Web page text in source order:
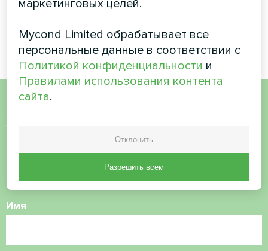
Home серии Smart
ORB Heat
Хотите купить или у вас
есть вопросы?
Свяжитесь с нами, и мы поможем вам
Имя
маркетинговых целей.
Mycond Limited обрабатывает все
персональные данные в соответствии с
Политикой конфиденциальности и
Правилами использования контента
сайта.
Отклонить
Разрешить всем